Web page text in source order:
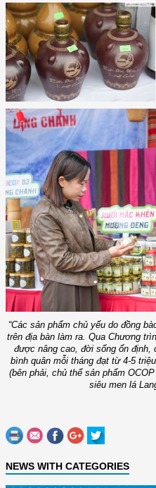
“Các sản phẩm chủ yếu do đồng
trên địa bàn làm ra. Qua Chương
được nâng cao, đời sống ổn
bình quân mỗi tháng đạt từ 4-5
(bên phải, chủ thể sản phẩm
siêu men lá
NEWS WITH CATEGORIES